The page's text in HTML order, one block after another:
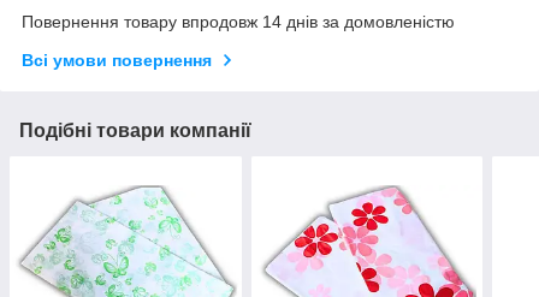
Повернення товару впродовж 14 днів за домовленістю
Всі умови повернення
Подібні товари компанії